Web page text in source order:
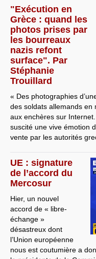
"Exécution en
Grèce : quand les
photos prises par
les bourreaux
nazis refont
surface". Par
Stéphanie
Trouillard
« Des photographies
des soldats allemands en
aux enchères sur
suscité une vive émotion
vente par les autorités
UE : signature
de l’accord du
Mercosur
Hier, un nouvel
accord de « libre-
échange »
désastreux dont
l’Union européenne
nous est coutumière a